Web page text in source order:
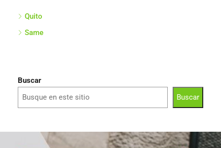
Quito
Same
Buscar
Buscar